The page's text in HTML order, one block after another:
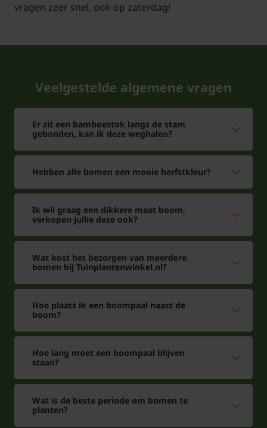
vragen zeer snel, ook op zaterdag!
Veelgestelde algemene vragen
Er zit een bamboestok langs de stam
gebonden, kan ik deze weghalen?
Hebben alle bomen een mooie herfstkleur?
Ik wil graag een dikkere maat boom,
verkopen jullie deze ook?
Wat kost het bezorgen van meerdere
bomen bij Tuinplantenwinkel.nl?
Hoe plaats ik een boompaal naast de
boom?
Hoe lang moet een boompaal blijven
staan?
Wat is de beste periode om bomen te
planten?